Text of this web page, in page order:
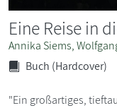
Eine Reise in
Annika Siems,
Buch (Hardcover)
"Ein großartiges,